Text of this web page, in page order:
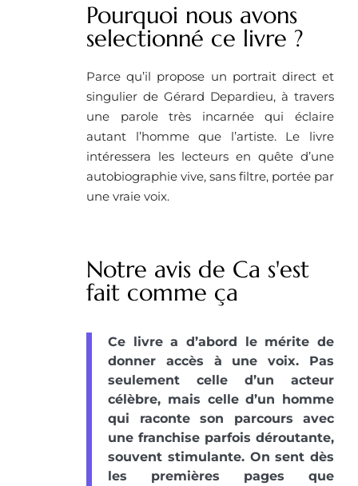
Pourquoi nous avons
selectionné ce livre ? ​
Parce qu’il propose un portrait direct et
singulier de Gérard Depardieu, à travers
une parole très incarnée qui éclaire
autant l’homme que l’artiste. Le livre
intéressera les lecteurs en quête d’une
autobiographie vive, sans filtre, portée par
une vraie voix.
Notre avis de Ca s'est
fait comme ça
Ce livre a d’abord le mérite de
donner accès à une voix. Pas
seulement celle d’un acteur
célèbre, mais celle d’un homme
qui raconte son parcours avec
une franchise parfois déroutante,
souvent stimulante. On sent dès
les premières pages que